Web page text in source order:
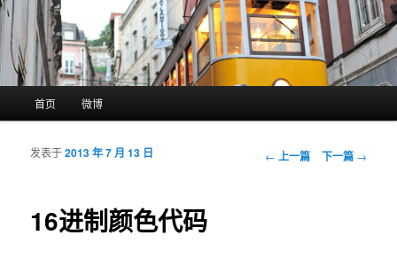
跳至主内容区域
跳至副内容区域
首页 微博
文章导航
← 上一篇 下一篇 →
16进制颜色代码
发表于2013 年 7 月 13 日